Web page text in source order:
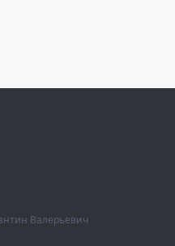
Валерьевич